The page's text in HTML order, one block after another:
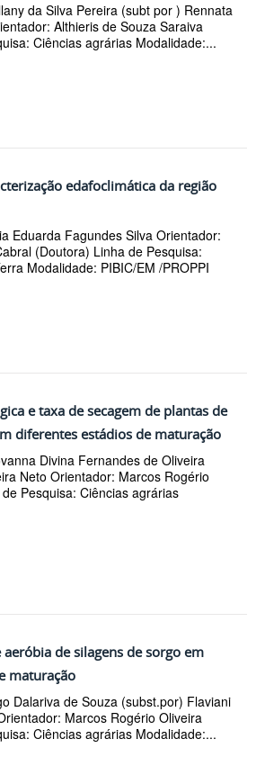
da Silva Pereira (subt por ) Rennata
Althieris de Souza Saraiva
Ciências agrárias Modalidade:...
edafoclimática da região
Eduarda Fagundes Silva Orientador:
(Doutora) Linha de Pesquisa:
Modalidade: PIBIC/EM /PROPPI
e taxa de secagem de plantas de
diferentes estádios de maturação
Divina Fernandes de Oliveira
Neto Orientador: Marcos Rogério
Pesquisa: Ciências agrárias
de silagens de sorgo em
maturação
Dalariva de Souza (subst.por) Flaviani
Marcos Rogério Oliveira
Ciências agrárias Modalidade:...